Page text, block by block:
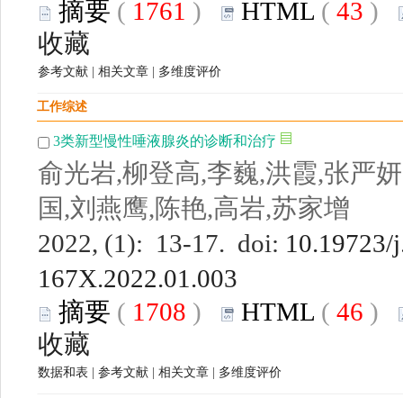
摘要 ( 1761 ) HTML ( 43 )
收藏
参考文献 相关文章 多维度评价
工作综述
3类新型慢性唾液腺炎的诊断和治疗
俞光岩,柳登高,李巍,洪霞,张严
国,刘燕鹰,陈艳,高岩,苏家增
2022, (1): 13-17. doi: 10.19723/
167X.2022.01.003
摘要 ( 1708 ) HTML ( 46 )
收藏
数据和表 参考文献 相关文章 多维度评价